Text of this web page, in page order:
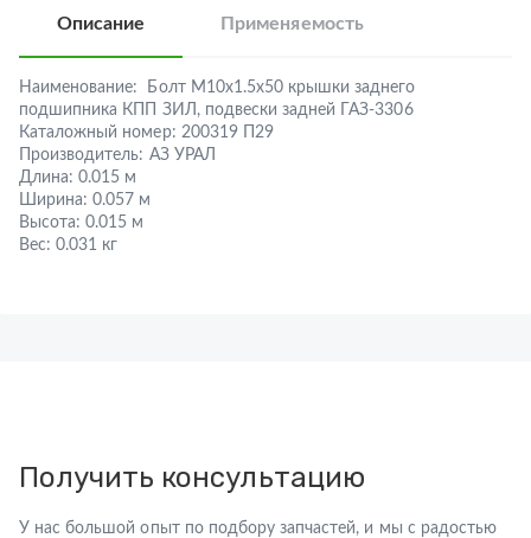
Описание Применяемость
Наименование:
Болт М10х1.5х50 крышки заднего
подшипника КПП ЗИЛ, подвески задней ГАЗ-3306
Каталожный номер: 200319 П29
Производитель: АЗ УРАЛ
Длина: 0.015 м
Ширина: 0.057 м
Высота: 0.015 м
Вес: 0.031 кг
Получить консультацию
У нас большой опыт по подбору запчастей, и мы с радостью